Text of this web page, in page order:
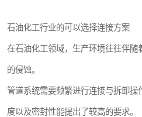
石油化工行业的可以选择连接方案
在石油化工领域，生产环境往往伴
的侵蚀。
管道系统需要频繁进行连接与拆卸操
度以及密封性能提出了较高的要求。